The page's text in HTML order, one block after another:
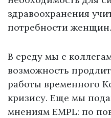
здравоохранения
потребности женщин.
В среду мы с
возможность
работы временного
кризису. Еще мы
мнениям EMPL: по